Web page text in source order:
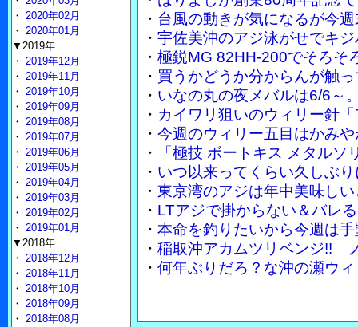
・ 台風の動きが気になるが今
・ 宇佐美沖のアジ泳がせでキ
・ 極鋭MG 82HH-200でそろそ
・ 買うかどうか分からんが触
・ いなの丸の夜メバルは6/6～
・ カイワリ狙いのウィリー針
・ 今週のウィリー五目はかみ
・
「極技 ボートキス メタル
・ いつ以来ってくらい久しぶ
・ 東京湾のアジは年中美味し
・ LTアジで掛からない＆バレ
・ 本命を釣りたいから今週は
・ 稲取沖アカムツリベンジ!!
・ 何年ぶりだろ？な沖の瀬ウ
・ 2020年02月
・ 2020年01月
▼2019年
・ 2019年12月
・ 2019年11月
・ 2019年10月
・ 2019年09月
・ 2019年08月
・ 2019年07月
・ 2019年06月
・ 2019年05月
・ 2019年04月
・ 2019年03月
・ 2019年02月
・ 2019年01月
▼2018年
・ 2018年12月
・ 2018年11月
・ 2018年10月
・ 2018年09月
・ 2018年08月